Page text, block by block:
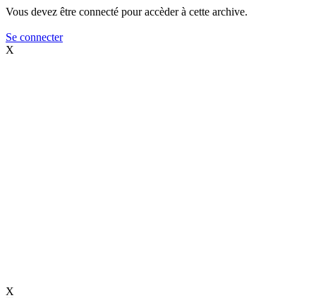
Vous devez être connecté pour accèder à cette archive.
Se connecter
X
X